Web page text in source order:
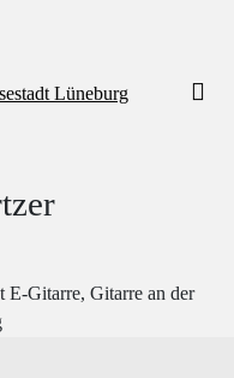
Lüneburg